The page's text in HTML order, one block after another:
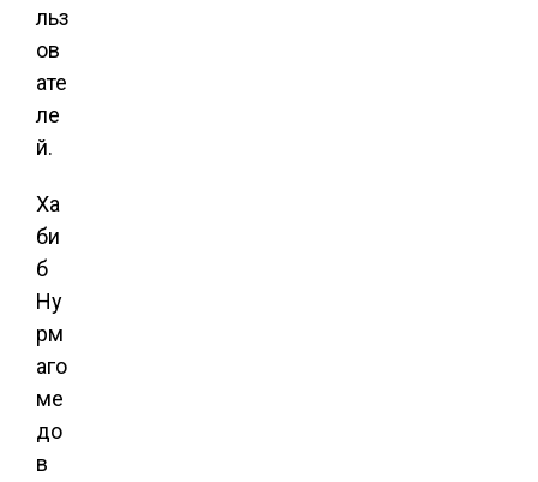
льз
ов
ате
ле
й.
Ха
би
б
Ну
рм
аго
ме
до
в